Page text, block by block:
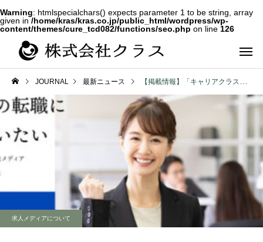
Warning: htmlspecialchars() expects parameter 1 to be string, array
given in /home/kras/kras.co.jp/public_html/wordpress/wp-
content/themes/cure_tcd082/functions/seo.php on line 126
新卒
第二新卒・メ
ラス
JOURNAL 最新ニュース 【掲載情報】「キャリアクラス転職」にて当社が紹介されました
求人メディアについて